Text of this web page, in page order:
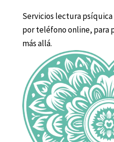
Servicios lectura
por teléfono online, para
más allá.